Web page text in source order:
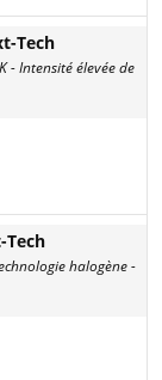
Tech
- Intensité élevée de
Tech
halogène -